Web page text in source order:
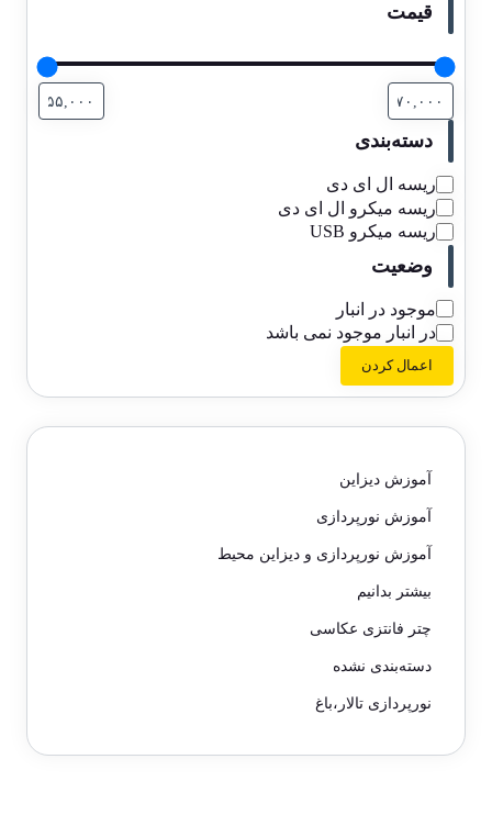
قیمت
دسته‌بندی
ریسه ال ای دی
ریسه میکرو ال ای دی
ریسه میکرو USB
وضعیت
موجود در انبار
در انبار موجود نمی باشد
اعمال کردن
آموزش دیزاین
آموزش نورپردازی
آموزش نورپردازی و دیزاین محیط
بیشتر بدانیم
چتر فانتزی عکاسی
دسته‌بندی نشده
نورپردازی تالار،باغ